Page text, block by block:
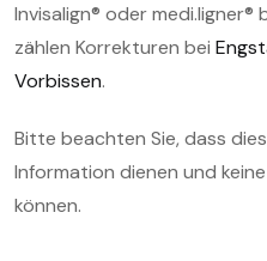
Invisalign® oder
zählen Korrekturen bei
Vorbissen.
Bitte beachten Sie, dass
Information dienen und
können.